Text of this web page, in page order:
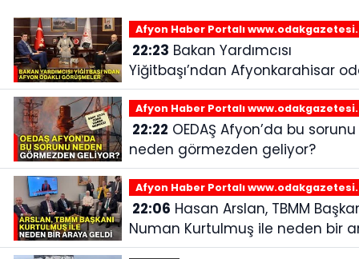
Afyon Haber Portalı
22:23
Yiğitbaşı’ndan Afyonkarahisar
görüşmeler
Afyon Haber Portalı
22:22
neden görmezden geliyor?
Afyon Haber Portalı
22:06
Numan Kurtulmuş ile neden bir
geldi